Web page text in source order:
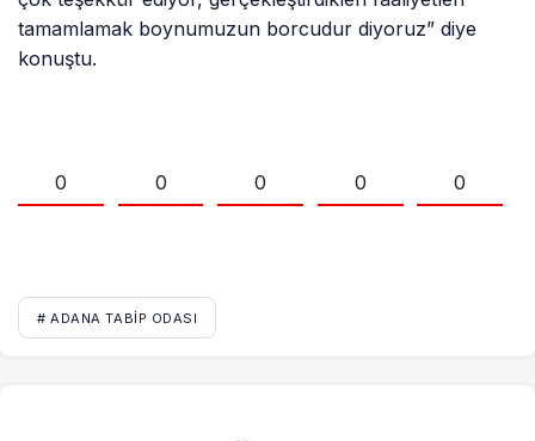
tamamlamak boynumuzun borcudur diyoruz” diye
konuştu.
0 0 0 0 0
# ADANA TABIP ODASI